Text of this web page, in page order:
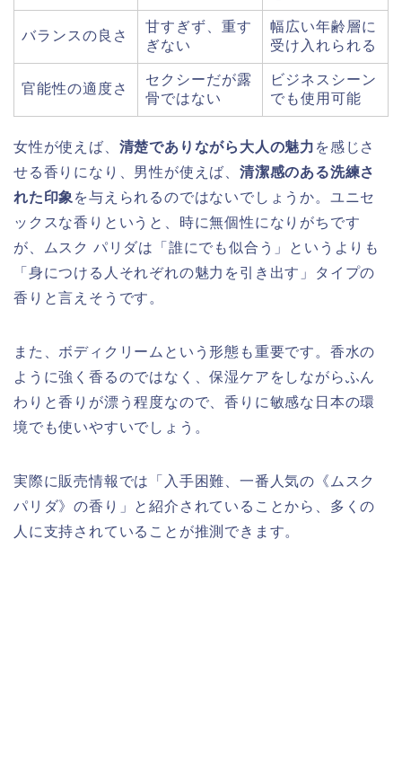
バランスの良さ
甘すぎず、重す
ぎない
幅広い年齢層に
受け入れられる
官能性の適度さ
セクシーだが露
骨ではない
ビジネスシーン
でも使用可能
女性が使えば、 清楚でありながら大人の魅力 を感じさ
せる香りになり、男性が使えば、 清潔感のある洗練さ
れた印象 を与えられるのではないでしょうか。ユニセ
ックスな香りというと、時に無個性になりがちです
が、ムスク パリダは「誰にでも似合う」というよりも
「身につける人それぞれの魅力を引き出す」タイプの
香りと言えそうです。
また、ボディクリームという形態も重要です。香水の
ように強く香るのではなく、保湿ケアをしながらふん
わりと香りが漂う程度なので、香りに敏感な日本の環
境でも使いやすいでしょう。
実際に販売情報では「入手困難、一番人気の《ムスク
パリダ》の香り」と紹介されていることから、多くの
人に支持されていることが推測できます。